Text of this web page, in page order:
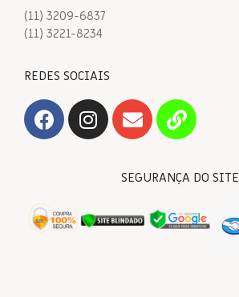
(11) 3209-6837
(11) 3221-8234
REDES SOCIAIS
SEGURANÇA DO SITE